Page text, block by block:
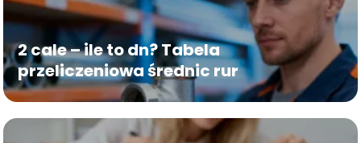
2 cale – ile to dn? Tabela
przeliczeniowa średnic rur